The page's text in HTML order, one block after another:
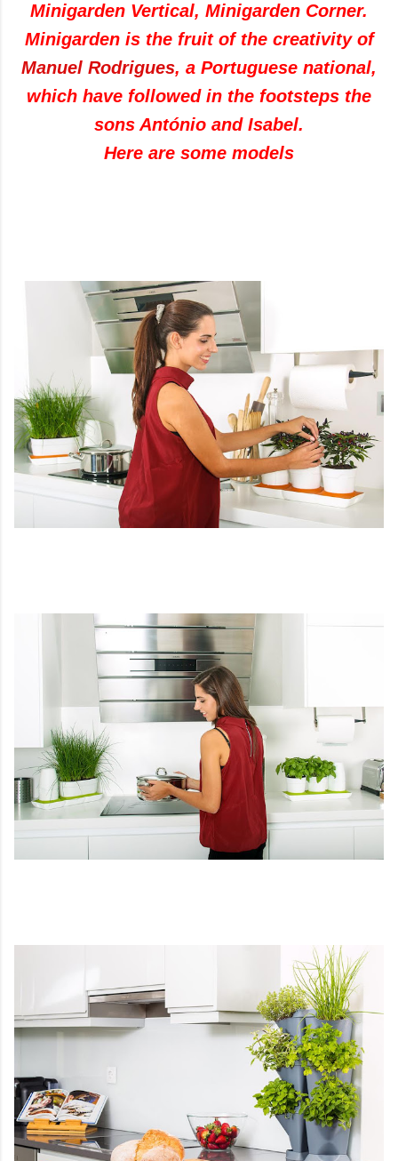
Minigarden Vertical, Minigarden Corner.
Minigardenis the fruit of the creativityof
Manuel Rodrigues, a Portuguese national,
which have followed in the footsteps the
sons António and Isabel.
Here are some models